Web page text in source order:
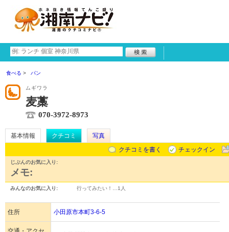
食べる パン
ムギワラ
麦藁
070-3972-8973
基本情報 クチコミ
写真
クチコミを書く
チェックイン
じぶんのお気に入り:
メモ:
みんなのお気に入り: 行ってみたい！… 1人
住所 小田原市本町3-6-5